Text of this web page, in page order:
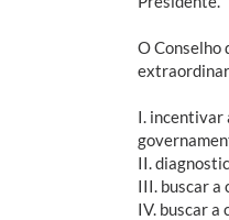
O Conselho
I. incentivar
II.
III. buscar a
IV. buscar